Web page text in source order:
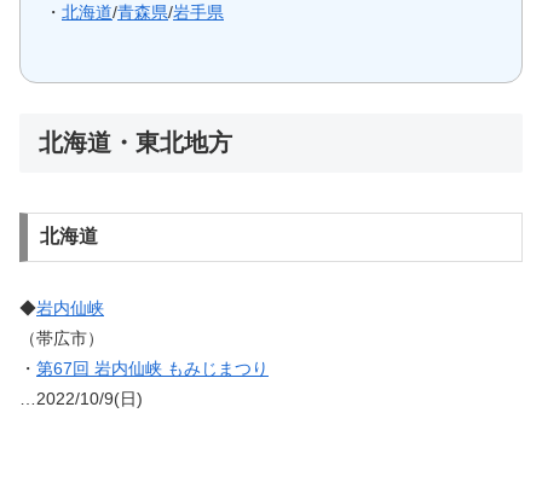
・ 北海道/青森県/岩手県
北海道・東北地方
北海道
◆岩内仙峡
（帯広市）
・ 第67回 岩内仙峡 もみじまつり
…2022/10/9(日)